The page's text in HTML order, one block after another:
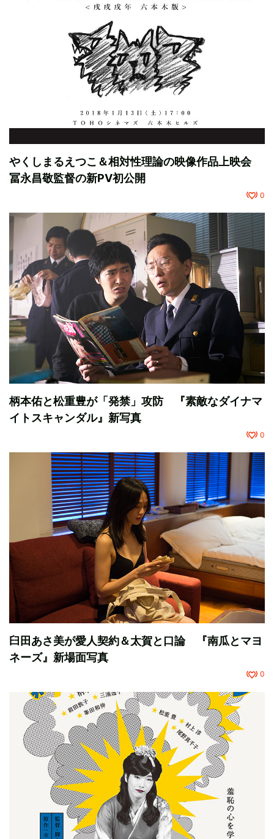
やくしまるえつこ＆相対性理論の映像作品上映会
冨永昌敬監督の新PV初公開
0
柄本佑と松重豊が「発禁」攻防 『素敵なダイナマ
イトスキャンダル』新写真
0
臼田あさ美が愛人契約＆太賀と口論 『南瓜とマヨ
ネーズ』新場面写真
0